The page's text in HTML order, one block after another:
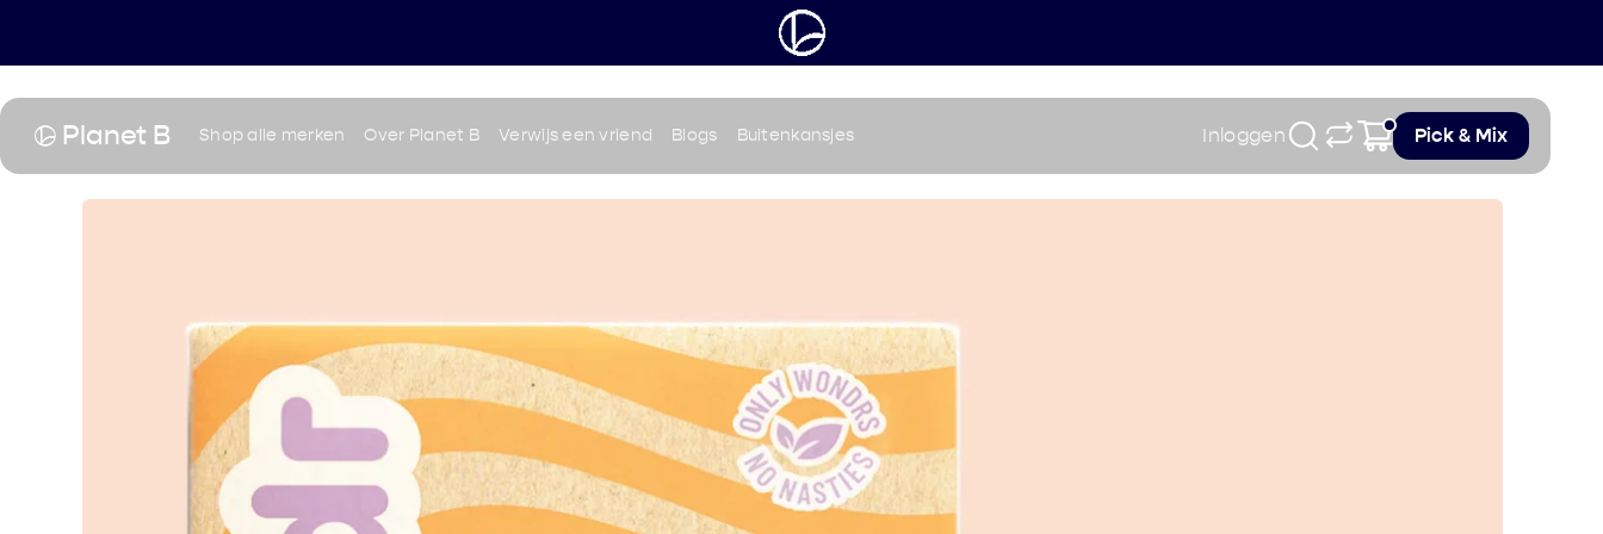
Planet B Shop alle merken Over Planet B Verwijs een vriend Blogs Buitenkansjes Inloggen Pick & Mix